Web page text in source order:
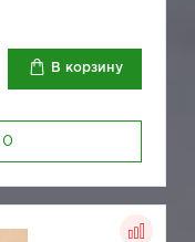
В корзину
0